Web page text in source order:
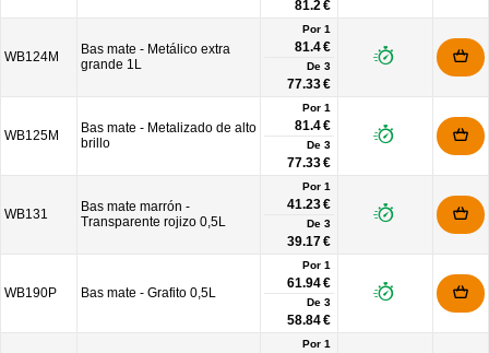
81.2 €
WB124M
Bas mate - Metálico extra
grande 1L
Por 1
81.4 €
De 3
77.33 €
WB125M
Bas mate - Metalizado de alto
brillo
Por 1
81.4 €
De 3
77.33 €
WB131
Bas mate marrón -
Transparente rojizo 0,5L
Por 1
41.23 €
De 3
39.17 €
WB190P Bas mate - Grafito 0,5L
Por 1
61.94 €
De 3
58.84 €
Por 1